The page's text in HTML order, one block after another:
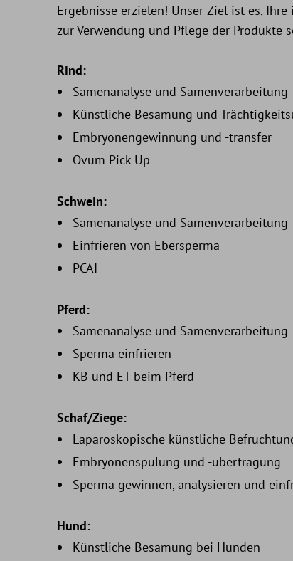
Ergebnisse erzielen! Unser Ziel ist es,
zur Verwendung und Pflege der Produkte
Rind:
Samenanalyse und Samenverarbeitung
Künstliche Besamung und
Embryonengewinnung und -transfer
Ovum Pick Up
Schwein:
Samenanalyse und Samenverarbeitung
Einfrieren von Ebersperma
PCAI
Pferd:
Samenanalyse und Samenverarbeitung
Sperma einfrieren
KB und ET beim Pferd
Schaf/Ziege:
Laparoskopische künstliche
Embryonenspülung und -übertragung
Sperma gewinnen, analysieren und
Hund:
Künstliche Besamung bei Hunden